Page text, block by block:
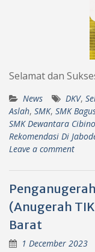
Selamat dan
News DKV,
Aslah, SMK, SMK
SMK Dewantara
Rekomendasi Di
Leave a comment
(Anugerah
Barat
1 December 2023